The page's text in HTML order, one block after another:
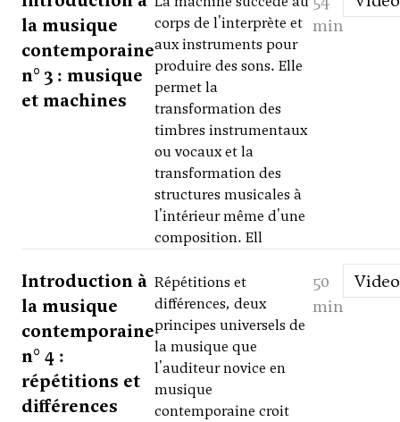
la musique
contemporaine
n° 3 : musique
et machines
corps de l'interprète et
aux instruments pour
produire des sons. Elle
permet la
transformation des
timbres instrumentaux
ou vocaux et la
transformation des
structures musicales à
l'intérieur même d'une
composition. Ell
min
Introduction à
la musique
contemporaine
n° 4 :
répétitions et
différences
Répétitions et
différences, deux
principes universels de
la musique que
l'auditeur novice en
musique
contemporaine croit
50
min
Video